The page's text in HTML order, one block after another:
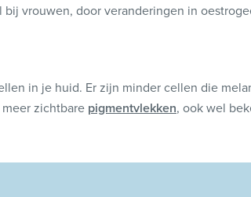
vrouwen, door veranderingen in
in je huid. Er zijn minder cellen die
zichtbare pigmentvlekken, ook wel